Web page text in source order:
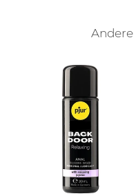
Andere